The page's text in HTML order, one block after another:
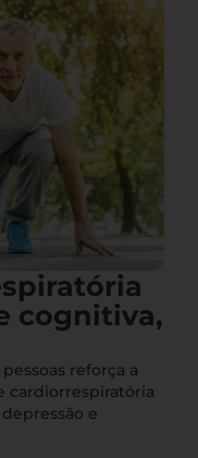
cognitiva,
reforça a
cardiorrespiratória
e